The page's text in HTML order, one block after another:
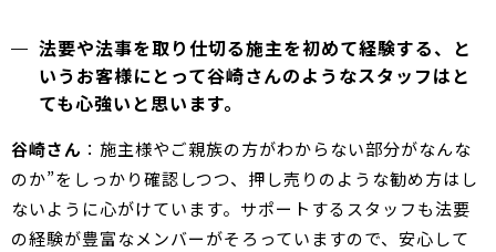
法要や法事を取り仕切る施主を初めて経験する、と
いうお客様にとって谷崎さんのようなスタッフはと
ても心強いと思います。
谷崎さん ：施主様やご親族の方がわからない部分がなんな
のか”をしっかり確認しつつ、押し売りのような勧め方はし
ないように心がけています。サポートするスタッフも法要
の経験が豊富なメンバーがそろっていますので、安心して